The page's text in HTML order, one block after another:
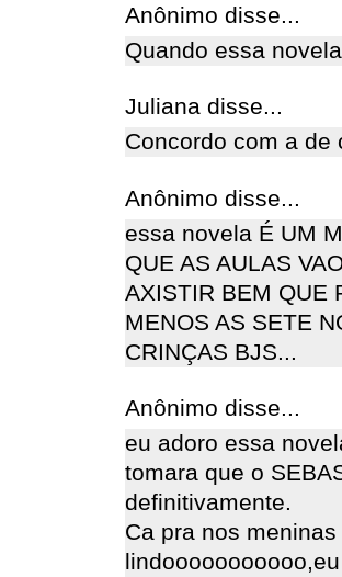
Anônimo disse...
Quando essa
Juliana disse...
Concordo com a de
Anônimo disse...
essa novela É UM
QUE AS AULAS
AXISTIR BEM QUE
MENOS AS SETE
CRINÇAS BJS...
Anônimo disse...
eu adoro essa
tomara que o
definitivamente.
Ca pra nos